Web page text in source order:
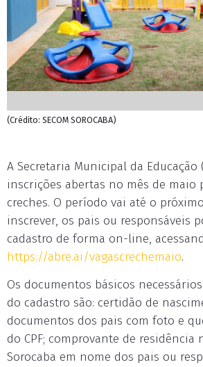
(Crédito: SECOM SOROCABA)
A Secretaria Municipal da Educação
inscrições abertas no mês de maio
creches. O período vai até o
inscrever, os pais ou responsáveis
cadastro de forma on-line,
https://abre.ai/vagascrechemaio.
Os documentos básicos
do cadastro são: certidão de
documentos dos pais com foto e
do CPF; comprovante de
Sorocaba em nome dos pais ou